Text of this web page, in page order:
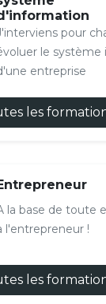
pour
le système
entreprise
les
la base de toute
l'entrepreneur !
les